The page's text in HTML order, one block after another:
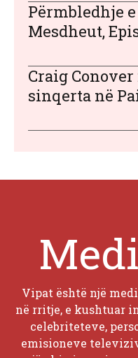
Përmbledhje e
Mesdheut,
Craig
sinqerta në
Vipat është një
në rritje, e kushtuar
celebriteteve,
emisioneve